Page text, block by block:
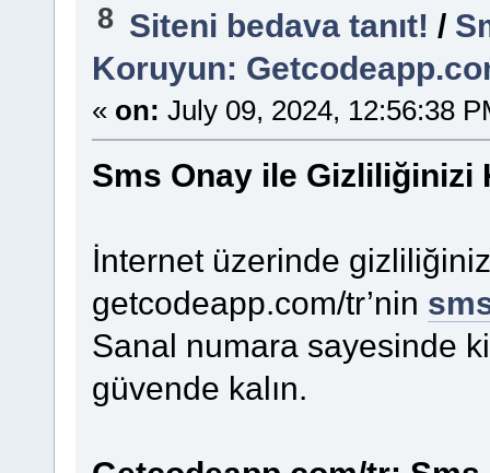
8 Siteni bedava tanıt! /
Koruyun:
« on: July 09, 2024, 12:56:38
Sms Onay ile
İnternet üzerinde
getcodeapp.com/tr’nin
Sanal numara sayesinde
güvende kalın.